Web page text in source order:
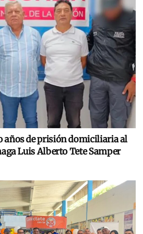
años de prisión domiciliaria al
Luis Alberto Tete Samper